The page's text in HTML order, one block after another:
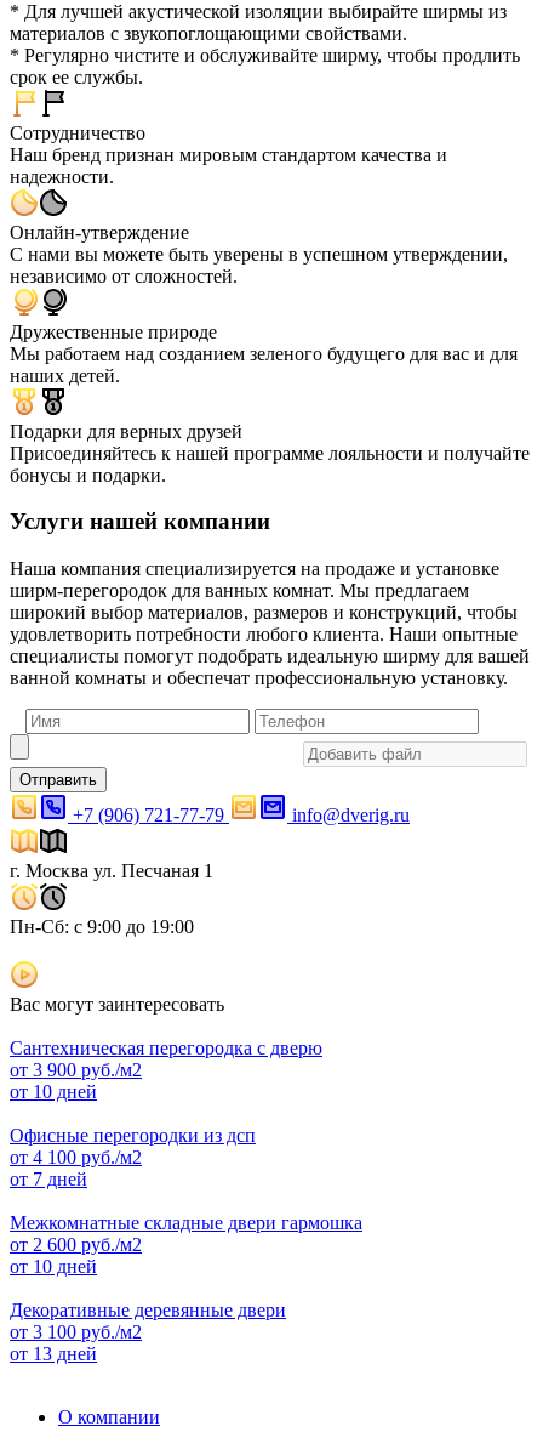
* Для лучшей акустической изоляции выбирайте ширмы из
материалов с звукопоглощающими свойствами.
* Регулярно чистите и обслуживайте ширму, чтобы продлить
срок ее службы.
Сотрудничество
Наш бренд признан мировым стандартом качества и
надежности.
Онлайн-утверждение
С нами вы можете быть уверены в успешном утверждении,
независимо от сложностей.
Дружественные природе
Мы работаем над созданием зеленого будущего для вас и для
наших детей.
Подарки для верных друзей
Присоединяйтесь к нашей программе лояльности и получайте
бонусы и подарки.
Услуги нашей компании
Наша компания специализируется на продаже и установке
ширм-перегородок для ванных комнат. Мы предлагаем
широкий выбор материалов, размеров и конструкций, чтобы
удовлетворить потребности любого клиента. Наши опытные
специалисты помогут подобрать идеальную ширму для вашей
ванной комнаты и обеспечат профессиональную установку.
Отправить
+7 (906) 721-77-79 info@dverig.ru
г. Москва ул. Песчаная 1
Пн-Сб: с 9:00 до 19:00
Вас могут заинтересовать
Сантехническая перегородка с дверю
от 3 900 руб./м2
от 10 дней
Офисные перегородки из дсп
от 4 100 руб./м2
от 7 дней
Межкомнатные складные двери гармошка
от 2 600 руб./м2
от 10 дней
Декоративные деревянные двери
от 3 100 руб./м2
от 13 дней
О компании